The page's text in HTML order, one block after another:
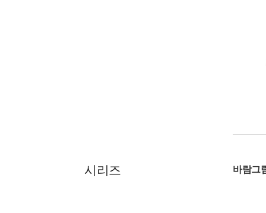
시리즈 바람그